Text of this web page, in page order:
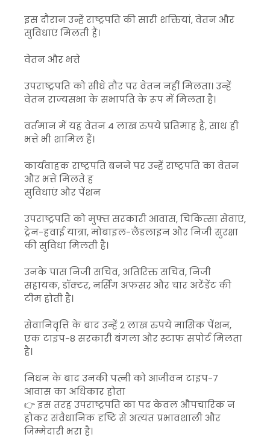
इस दौरान उन्हें राष्ट्रपति की सारी शक्तियां, वेतन और
सुविधाएं मिलती हैं।
वेतन और भत्ते
उपराष्ट्रपति को सीधे तौर पर वेतन नहीं मिलता। उन्हें
वेतन राज्यसभा के सभापति के रूप में मिलता है।
वर्तमान में यह वेतन 4 लाख रुपये प्रतिमाह है, साथ ही
भत्ते भी शामिल हैं।
कार्यवाहक राष्ट्रपति बनने पर उन्हें राष्ट्रपति का वेतन
और भत्ते मिलते ह
सुविधाएं और पेंशन
उपराष्ट्रपति को मुफ्त सरकारी आवास, चिकित्सा सेवाएं,
ट्रेन-हवाई यात्रा, मोबाइल-लैंडलाइन और निजी सुरक्षा
की सुविधा मिलती है।
उनके पास निजी सचिव, अतिरिक्त सचिव, निजी
सहायक, डॉक्टर, नर्सिंग अफसर और चार अटेंडेंट की
टीम होती है।
सेवानिवृत्ति के बाद उन्हें 2 लाख रुपये मासिक पेंशन,
एक टाइप-8 सरकारी बंगला और स्टाफ सपोर्ट मिलता
है।
निधन के बाद उनकी पत्नी को आजीवन टाइप-7
आवास का अधिकार होता
👉 इस तरह उपराष्ट्रपति का पद केवल औपचारिक न
होकर संवैधानिक दृष्टि से अत्यंत प्रभावशाली और
जिम्मेदारी भरा है।